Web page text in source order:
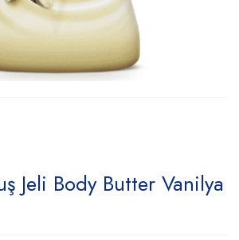
Jeli Body Butter Vanilya